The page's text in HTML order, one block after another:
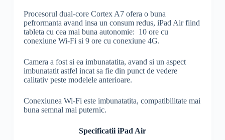
Procesorul dual-core Cortex A7 ofera o buna
pefrormanta avand insa un consum redus, iPad Air fiind
tableta cu cea mai buna autonomie: 10 ore cu
conexiune Wi-Fi si 9 ore cu conexiune 4G.
Camera a fost si ea imbunatatita, avand si un aspect
imbunatatit astfel incat sa fie din punct de vedere
calitativ peste modelele anterioare.
Conexiunea Wi-Fi este imbunatatita, compatibilitate mai
buna semnal mai puternic.
Specificatii iPad Air